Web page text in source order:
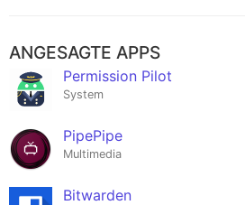
ANGESAGTE APPS
Permission Pilot
System
PipePipe
Multimedia
Bitwarden